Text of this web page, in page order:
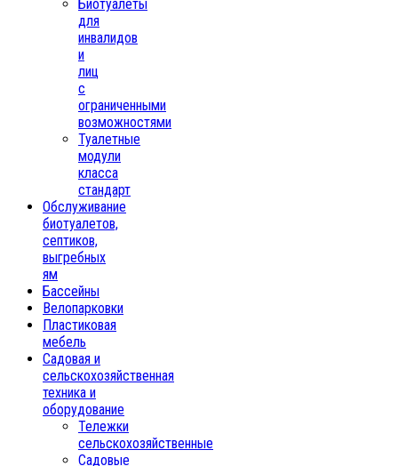
Биотуалеты
для
инвалидов
и
лиц
с
ограниченными
возможностями
Туалетные
модули
класса
стандарт
Обслуживание
биотуалетов,
септиков,
выгребных
ям
Бассейны
Велопарковки
Пластиковая
мебель
Садовая и
сельскохозяйственная
техника и
оборудование
Тележки
сельскохозяйственные
Садовые